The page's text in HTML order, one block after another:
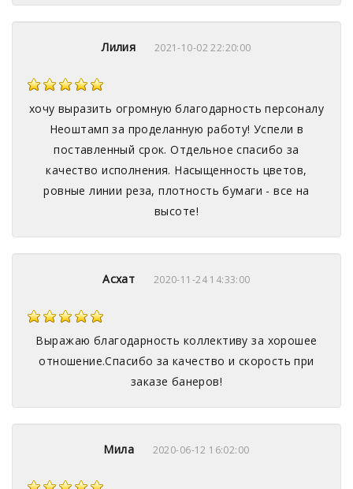
Лилия 2021-10-02 22:20:00
хочу выразить огромную благодарность персоналу
Неоштамп за проделанную работу! Успели в
поставленный срок. Отдельное спасибо за
качество исполнения. Насыщенность цветов,
ровные линии реза, плотность бумаги - все на
высоте!
Асхат 2020-11-24 14:33:00
Выражаю благодарность коллективу за хорошее
отношение.Спасибо за качество и скорость при
заказе банеров!
Мила 2020-06-12 16:02:00